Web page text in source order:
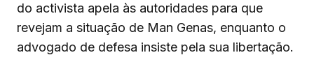
do activista apela às autoridades para que
revejam a situação de Man Genas, enquanto o
advogado de defesa insiste pela sua libertação.